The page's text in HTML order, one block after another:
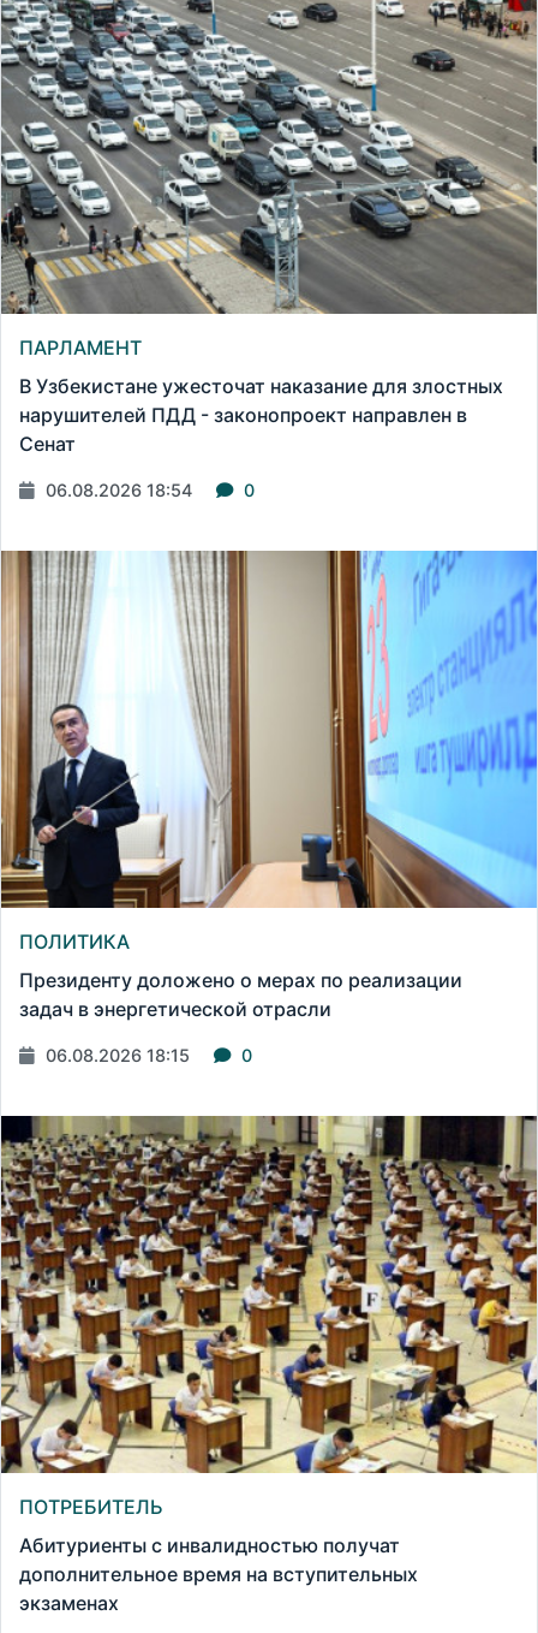
ПАРЛАМЕНТ
В Узбекистане ужесточат наказание для злостных
нарушителей ПДД - законопроект направлен в
Сенат
06.08.2026 18:54 0
ПОЛИТИКА
Президенту доложено о мерах по реализации
задач в энергетической отрасли
06.08.2026 18:15 0
ПОТРЕБИТЕЛЬ
Абитуриенты с инвалидностью получат
дополнительное время на вступительных
экзаменах